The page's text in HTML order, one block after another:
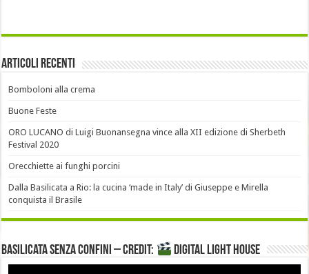
Articoli recenti
Bomboloni alla crema
Buone Feste
ORO LUCANO di Luigi Buonansegna vince alla XII edizione di Sherbeth
Festival 2020
Orecchiette ai funghi porcini
Dalla Basilicata a Rio: la cucina ‘made in Italy’ di Giuseppe e Mirella
conquista il Brasile
Basilicata senza confini – Credit: DIGITAL LIGHT HOUSE